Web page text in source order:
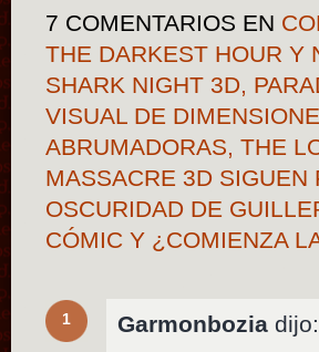
7 COMENTARIOS EN
THE DARKEST HOUR Y
SHARK NIGHT 3D,
VISUAL DE
ABRUMADORAS, THE
MASSACRE 3D SIGUEN
OSCURIDAD DE
CÓMIC Y ¿COMIENZA
1 Garmonbozia dijo: